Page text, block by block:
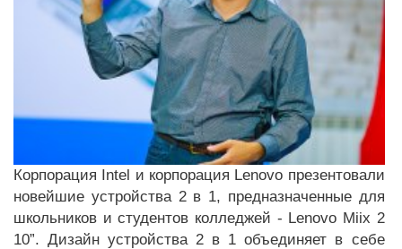
Корпорация Intel и корпорация Lenovo презентовали
новейшие устройства 2 в 1, предназначенные для
школьников и студентов колледжей - Lenovo Miix 2
10”. Дизайн устройства 2 в 1 объединяет в себе